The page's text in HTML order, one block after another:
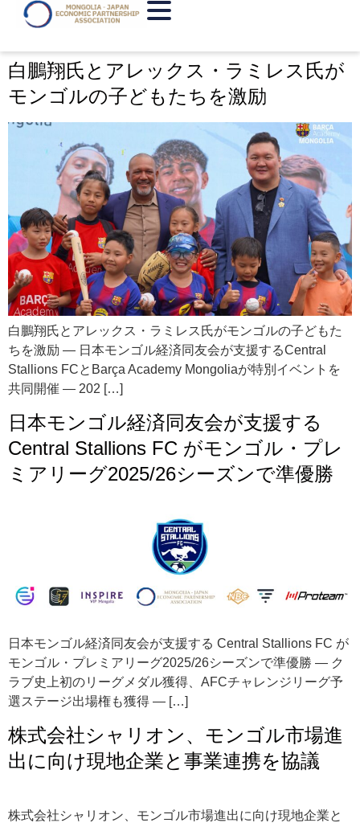
カテゴリー:
白鵬翔氏とアレックス・ラミレス氏が
モンゴルの子どもたちを激励
白鵬翔氏とアレックス・ラミレス氏がモンゴルの子どもた
ちを激励 ― 日本モンゴル経済同友会が支援するCentral
Stallions FCとBarça Academy Mongoliaが特別イベントを
共同開催 ― 202 […]
日本モンゴル経済同友会が支援する
Central Stallions FC がモンゴル・プレ
ミアリーグ2025/26シーズンで準優勝
日本モンゴル経済同友会が支援する Central Stallions FC が
モンゴル・プレミアリーグ2025/26シーズンで準優勝 ― ク
ラブ史上初のリーグメダル獲得、AFCチャレンジリーグ予
選ステージ出場権も獲得 ― […]
株式会社シャリオン、モンゴル市場進
出に向け現地企業と事業連携を協議
株式会社シャリオン、モンゴル市場進出に向け現地企業と